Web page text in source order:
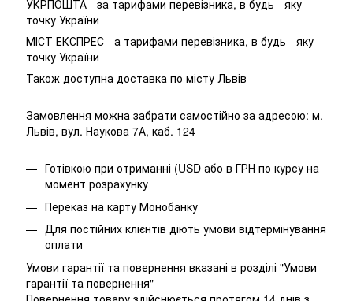
УКРПОШТА - за тарифами перевізника, в будь - яку
точку України
МІСТ ЕКСПРЕС - а тарифами перевізника, в будь - яку
точку України
Також доступна доставка по місту Львів
Замовлення можна забрати самостійно за адресою: м.
Львів, вул. Наукова 7А, каб. 124
Готівкою при отриманні (USD або в ГРН по курсу на
момент розрахунку
Переказ на карту Монобанку
Для постійних клієнтів діють умови відтермінування
оплати
Умови гарантії та повернення вказані в розділі "Умови
гарантії та повернення"